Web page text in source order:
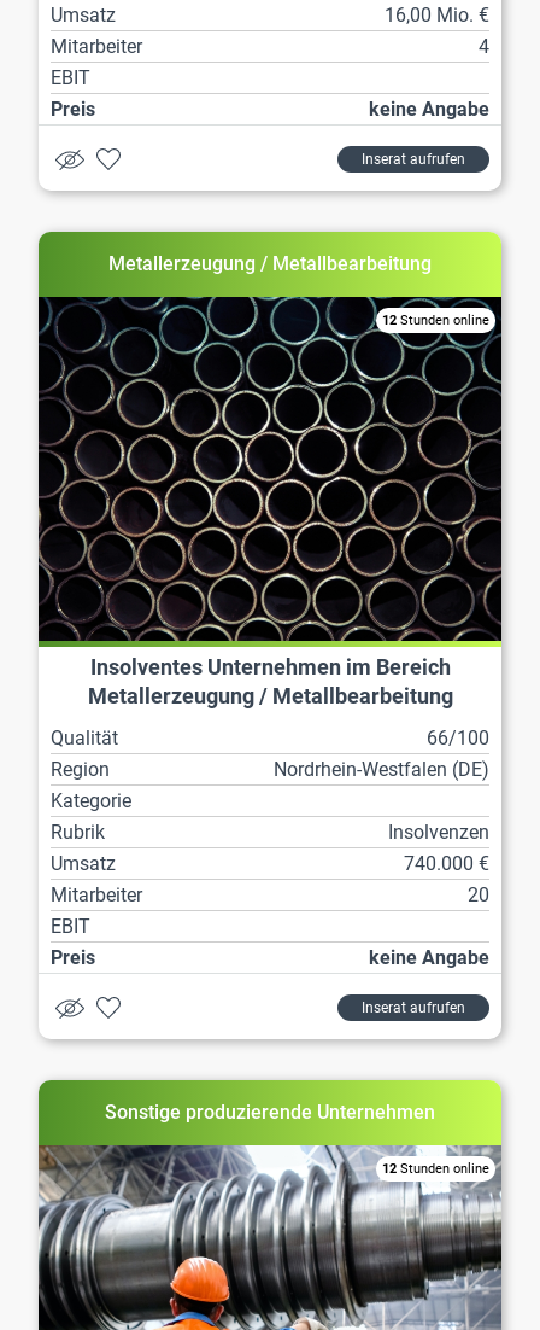
Umsatz
16,00 Mio. €
Mitarbeiter
4
EBIT
Preis
keine Angabe
Inserat aufrufen
Metallerzeugung / Metallbearbeitung
12 Stunden online
Insolventes Unternehmen im Bereich
Metallerzeugung / Metallbearbeitung
Qualität
66/100
Region
Nordrhein-Westfalen (DE)
Kategorie
Rubrik
Insolvenzen
Umsatz
740.000 €
Mitarbeiter
20
EBIT
Preis
keine Angabe
Inserat aufrufen
Sonstige produzierende Unternehmen
12 Stunden online